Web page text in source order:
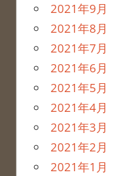
2021年9月
2021年8月
2021年7月
2021年6月
2021年5月
2021年4月
2021年3月
2021年2月
2021年1月